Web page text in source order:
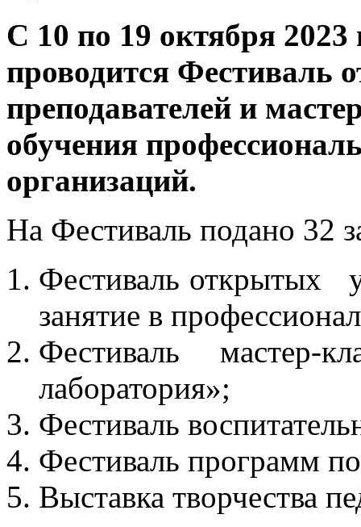
С 10 по 19 октября 2023
проводится Фестиваль
преподавателей и
обучения
организаций.
На Фестиваль подано 32
Фестиваль открытых
занятие в
Фестиваль мастер-
лаборатория»;
Фестиваль
Фестиваль программ
Выставка творчества